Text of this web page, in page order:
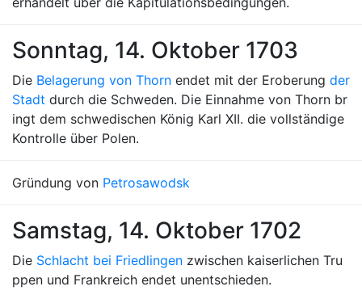
Sonntag, 14. Oktober 1703
Die Belagerung von Thorn endet mit der Eroberung der
Stadt durch die Schweden. Die Einnahme von Thorn br
ingt dem schwedischen König Karl XII. die vollständige
Kontrolle über Polen.
Gründung von Petrosawodsk
Samstag, 14. Oktober 1702
Die Schlacht bei Friedlingen zwischen kaiserlichen Tru
ppen und Frankreich endet unentschieden.